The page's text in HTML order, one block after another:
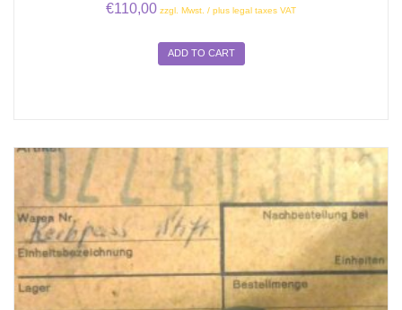
€110,00 zzgl. Mwst. / plus legal taxes VAT
ADD TO CART